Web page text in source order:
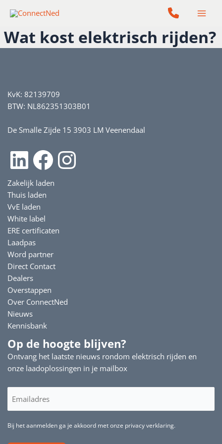
naar
de
inhoud
Wat kost elektrisch rijden?
KvK: 82139709
BTW: NL862351303B01
De Smalle Zijde 15 3903 LM Veenendaal
LinkedIn
Facebook
Instagram
Zakelijk laden
Thuis laden
VvE laden
White label
ERE certificaten
Laadpas
Word partner
Direct Contact
Dealers
Overstappen
Over ConnectNed
Nieuws
Kennisbank
Op de hoogte blijven?
Ontvang het laatste nieuws rondom elektrisch rijden en
onze laadoplossingen in je mailbox
mailadres
Bij het aanmelden ga je akkoord met onze privacy verklaring.